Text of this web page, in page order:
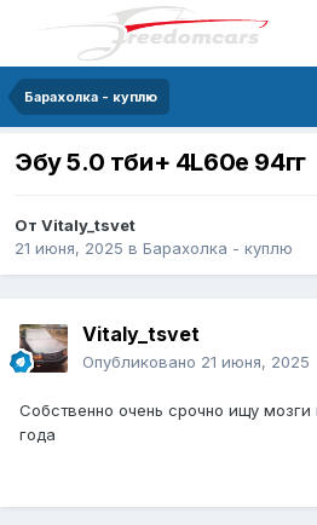
Барахолка - куплю
Эбу 5.0 тби+ 4L60e 94гг
От Vitaly_tsvet
21 июня, 2025 в Барахолка - куплю
Vitaly_tsvet
Опубликовано 21 июня, 2025
Собственно очень срочно ищу мозги
года